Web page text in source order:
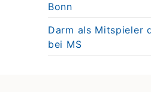
Bonn
Darm als Mitspieler
bei MS